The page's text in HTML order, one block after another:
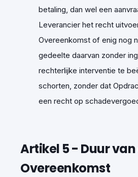
betaling, dan wel een
Leverancier het recht
Overeenkomst of enig nog
gedeelte daarvan zonder
rechterlijke interventie te
schorten, zonder dat
een recht op
Artikel 5- Duurvan
Overeenkomst